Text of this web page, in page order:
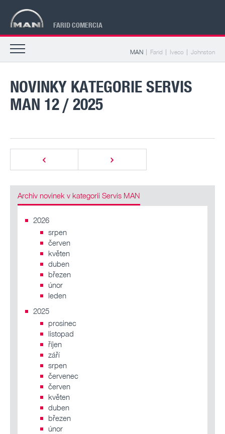
FARID COMERCIA
MAN Farid Iveco Johnston
NOVINKY KATEGORIE SERVIS
MAN 12 / 2025
Archiv novinek v kategorii Servis MAN
2026
srpen
červen
květen
duben
březen
únor
leden
2025
prosinec
listopad
říjen
září
srpen
červenec
červen
květen
duben
březen
únor